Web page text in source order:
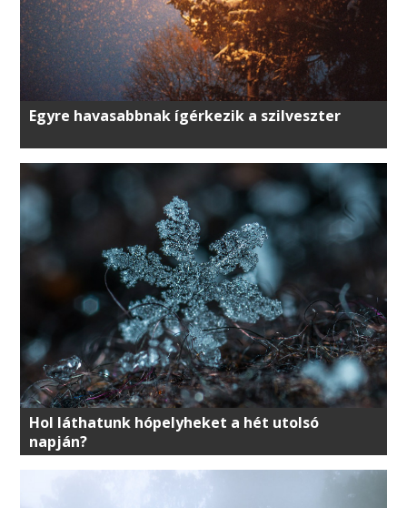
Egyre havasabbnak ígérkezik a szilveszter
Hol láthatunk hópelyheket a hét utolsó
napján?